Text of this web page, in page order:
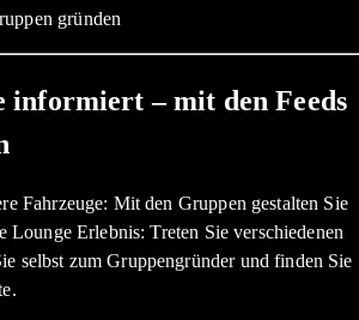
gründen
informiert – mit den Feeds
Fahrzeuge: Mit den Gruppen gestalten Sie
Erlebnis: Treten Sie verschiedenen
selbst zum Gruppengründer und finden Sie